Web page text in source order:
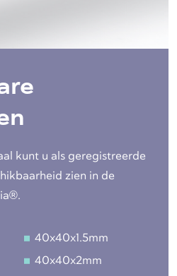
kunt u als geregistreerde
zien in de
40x40x1.5mm
40x40x2mm